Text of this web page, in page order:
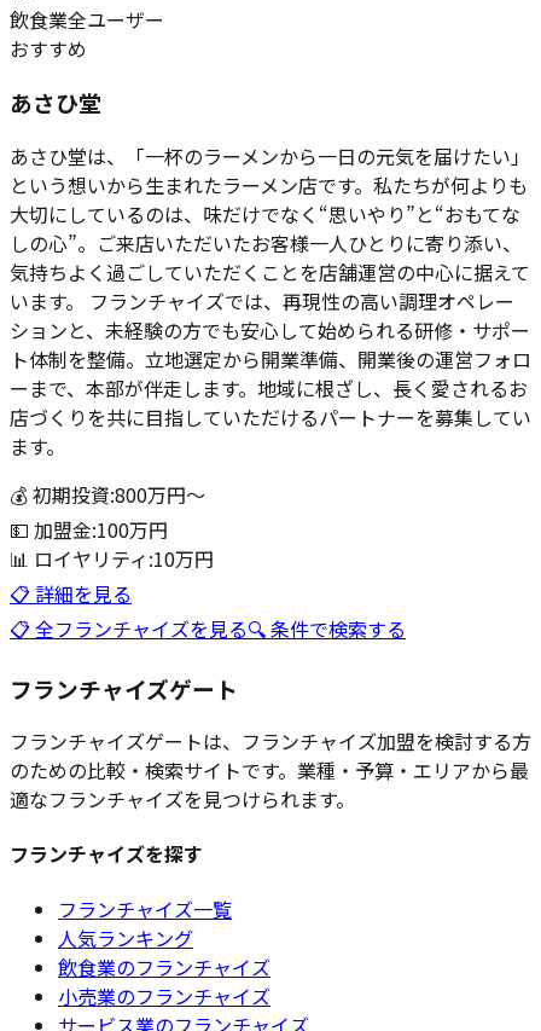
飲食業全ユーザー
おすすめ
あさひ堂
あさひ堂は、「一杯のラーメンから一日の元気を届けたい」
という想いから生まれたラーメン店です。私たちが何よりも
大切にしているのは、味だけでなく“思いやり”と“おもてな
しの心”。ご来店いただいたお客様一人ひとりに寄り添い、
気持ちよく過ごしていただくことを店舗運営の中心に据えて
います。 フランチャイズでは、再現性の高い調理オペレー
ションと、未経験の方でも安心して始められる研修・サポー
ト体制を整備。立地選定から開業準備、開業後の運営フォロ
ーまで、本部が伴走します。地域に根ざし、長く愛されるお
店づくりを共に目指していただけるパートナーを募集してい
ます。
💰 初期投資:800万円〜
💵 加盟金:100万円
📊 ロイヤリティ:10万円
📋 詳細を見る
📋 全フランチャイズを見る🔍 条件で検索する
フランチャイズゲート
フランチャイズゲートは、フランチャイズ加盟を検討する方
のための比較・検索サイトです。業種・予算・エリアから最
適なフランチャイズを見つけられます。
フランチャイズを探す
フランチャイズ一覧
人気ランキング
飲食業のフランチャイズ
小売業のフランチャイズ
サービス業のフランチャイズ